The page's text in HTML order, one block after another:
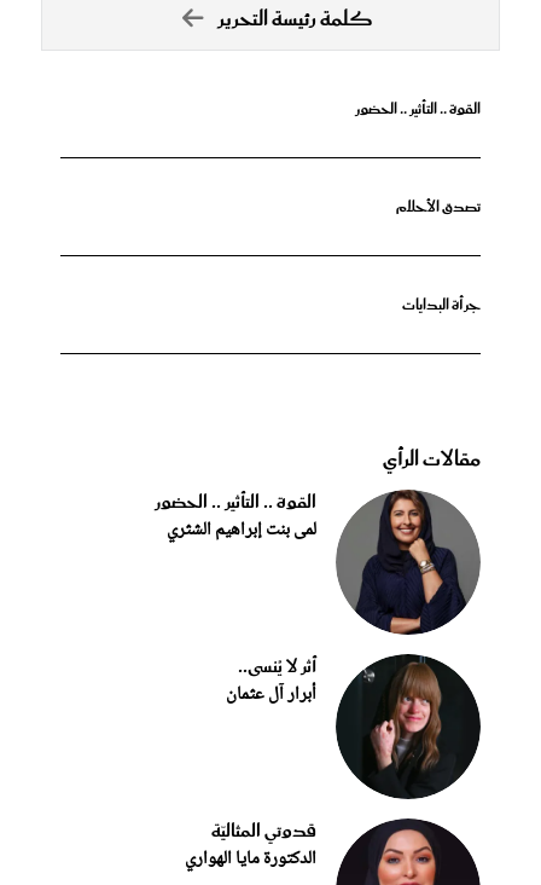
كلمة رئيسة التحرير
القوة .. التأثير .. الحضور
تصدق الأحلام
جرأة البدايات
مقالات الرأي
القوة .. التأثير .. الحضور
لمى بنت إبراهيم الشثري
أثر لا يُنسى..
أبرار آل عثمان
قدوتي المثاليّة
الدكتورة مايا الهواري